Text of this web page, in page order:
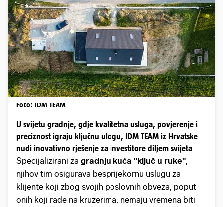
Foto: IDM TEAM
U svijetu gradnje, gdje kvalitetna usluga, povjerenje i
preciznost igraju ključnu ulogu, IDM TEAM iz Hrvatske
nudi inovativno rješenje za investitore diljem svijeta
Specijalizirani za gradnju kuća "ključ u ruke",
njihov tim osigurava besprijekornu uslugu za
klijente koji zbog svojih poslovnih obveza, poput
onih koji rade na kruzerima, nemaju vremena biti